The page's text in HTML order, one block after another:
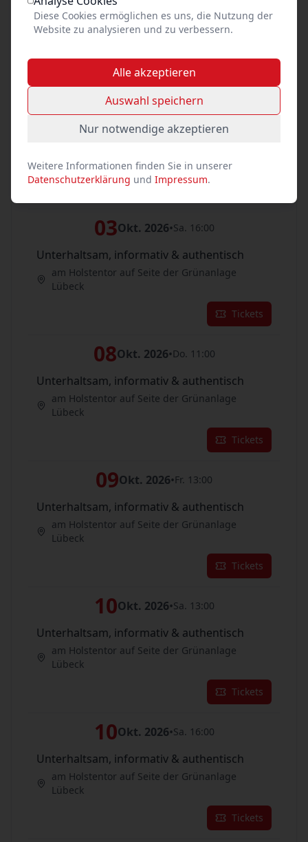
am Holstentor auf Seite der Grünanlage
Lübeck
Tickets
03Okt. 2026•Sa. 13:00
Unterhaltsam, informativ & authentisch
Lübeck
03Okt. 2026•Sa. 16:00
Unterhaltsam, informativ & authentisch
am Holstentor auf Seite der Grünanlage
Lübeck
Tickets
08Okt. 2026•Do. 11:00
Unterhaltsam, informativ & authentisch
am Holstentor auf Seite der Grünanlage
Lübeck
Tickets
09Okt. 2026•Fr. 13:00
Unterhaltsam, informativ & authentisch
am Holstentor auf Seite der Grünanlage
Lübeck
Tickets
10Okt. 2026•Sa. 13:00
Unterhaltsam, informativ & authentisch
am Holstentor auf Seite der Grünanlage
Lübeck
Tickets
10Okt. 2026•Sa. 16:00
Unterhaltsam, informativ & authentisch
am Holstentor auf Seite der Grünanlage
Lübeck
Tickets
Diese Cookies ermöglichen es uns, die Nutzung der
Website zu analysieren und zu verbessern.
Alle akzeptieren
Auswahl speichern
Nur notwendige akzeptieren
Weitere Informationen finden Sie in unserer
Datenschutzerklärung und Impressum.